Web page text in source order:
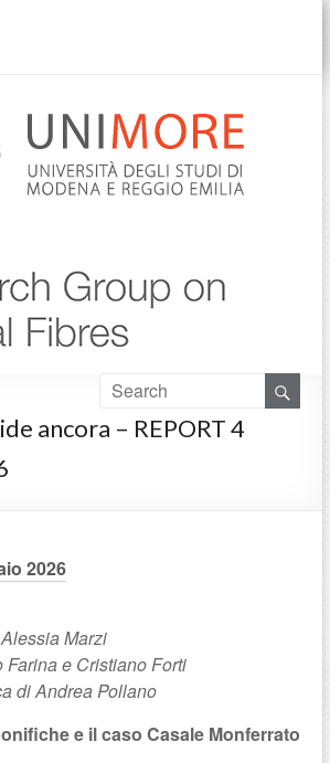
ancora – REPORT 4
2026
Marzi
Farina e Cristiano Forti
di Andrea Pollano
e il caso Casale Monferrato